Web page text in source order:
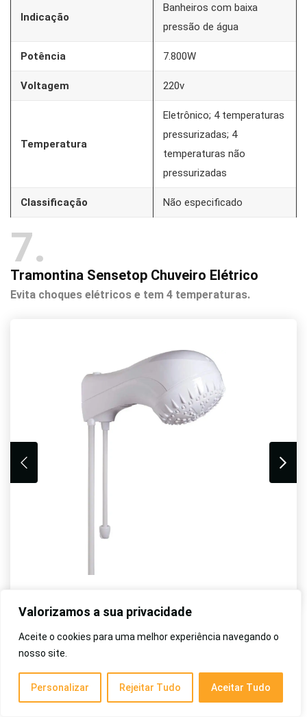
Valorizamos a sua privacidade
Aceite o cookies para uma melhor experiência navegando o
nosso site.
Personalizar Rejeitar Tudo Aceitar Tudo
Indicação
Banheiros com baixa
pressão de água
Potência 7.800W
Voltagem 220v
Temperatura
Eletrônico; 4 temperaturas
pressurizadas; 4
temperaturas não
pressurizadas
Classificação Não especificado
7
Tramontina Sensetop Chuveiro Elétrico
Evita choques elétricos e tem 4 temperaturas.
Veja na Amazon